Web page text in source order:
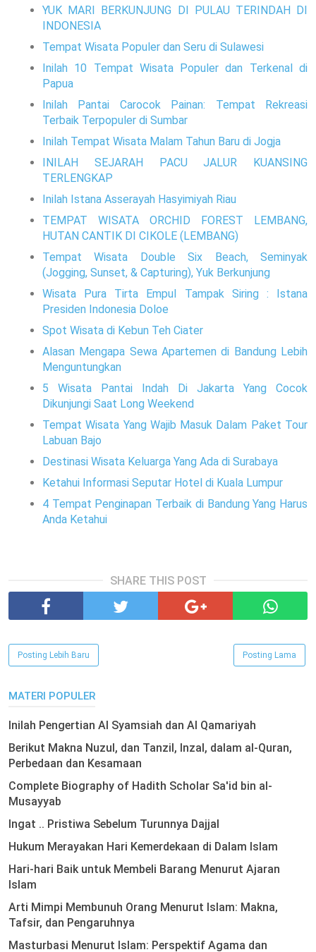
YUK MARI BERKUNJUNG DI PULAU TERINDAH DI
INDONESIA
Tempat Wisata Populer dan Seru di Sulawesi
Inilah 10 Tempat Wisata Populer dan Terkenal di
Papua
Inilah Pantai Carocok Painan: Tempat Rekreasi
Terbaik Terpopuler di Sumbar
Inilah Tempat Wisata Malam Tahun Baru di Jogja
INILAH SEJARAH PACU JALUR KUANSING
TERLENGKAP
Inilah Istana Asserayah Hasyimiyah Riau
TEMPAT WISATA ORCHID FOREST LEMBANG,
HUTAN CANTIK DI CIKOLE (LEMBANG)
Tempat Wisata Double Six Beach, Seminyak
(Jogging, Sunset, & Capturing), Yuk Berkunjung
Wisata Pura Tirta Empul Tampak Siring : Istana
Presiden Indonesia Doloe
Spot Wisata di Kebun Teh Ciater
Alasan Mengapa Sewa Apartemen di Bandung Lebih
Menguntungkan
5 Wisata Pantai Indah Di Jakarta Yang Cocok
Dikunjungi Saat Long Weekend
Tempat Wisata Yang Wajib Masuk Dalam Paket Tour
Labuan Bajo
Destinasi Wisata Keluarga Yang Ada di Surabaya
Ketahui Informasi Seputar Hotel di Kuala Lumpur
4 Tempat Penginapan Terbaik di Bandung Yang Harus
Anda Ketahui
SHARE THIS POST
Posting Lebih Baru Posting Lama
MATERI POPULER
Inilah Pengertian Al Syamsiah dan Al Qamariyah
Berikut Makna Nuzul, dan Tanzil, Inzal, dalam al-Quran,
Perbedaan dan Kesamaan
Complete Biography of Hadith Scholar Sa'id bin al-
Musayyab
Ingat .. Pristiwa Sebelum Turunnya Dajjal
Hukum Merayakan Hari Kemerdekaan di Dalam Islam
Hari-hari Baik untuk Membeli Barang Menurut Ajaran
Islam
Arti Mimpi Membunuh Orang Menurut Islam: Makna,
Tafsir, dan Pengaruhnya
Masturbasi Menurut Islam: Perspektif Agama dan